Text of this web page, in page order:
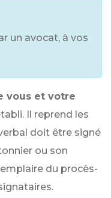
un avocat, à vos
vous et votre
Il reprend les
doit être signé
ou son
du procès-